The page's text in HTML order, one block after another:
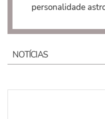
personalidade
NOTÍCIAS